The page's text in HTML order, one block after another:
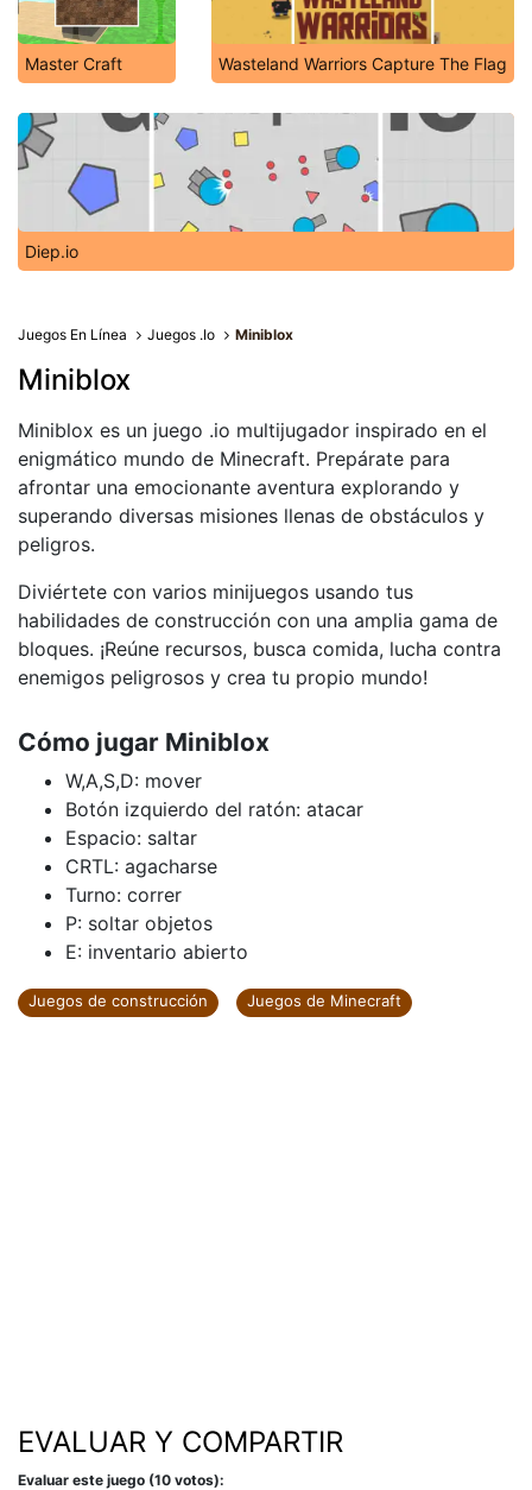
Master Craft Wasteland Warriors Capture The Flag
Diep.io
Juegos En Línea Juegos .Io Miniblox
Miniblox
Miniblox es un juego .io multijugador inspirado en el
enigmático mundo de Minecraft. Prepárate para
afrontar una emocionante aventura explorando y
superando diversas misiones llenas de obstáculos y
peligros.
Diviértete con varios minijuegos usando tus
habilidades de construcción con una amplia gama de
bloques. ¡Reúne recursos, busca comida, lucha contra
enemigos peligrosos y crea tu propio mundo!
Cómo jugar Miniblox
W,A,S,D: mover
Botón izquierdo del ratón: atacar
Espacio: saltar
CRTL: agacharse
Turno: correr
P: soltar objetos
E: inventario abierto
Juegos de construcción Juegos de Minecraft
EVALUAR Y COMPARTIR
Evaluar este juego (10 votos):